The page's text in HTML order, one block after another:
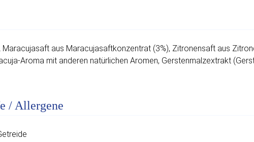
Maracujasaft aus Maracujasaftkonzentrat (3%), Zitronensaft aus
Aroma mit anderen natürlichen Aromen, Gerstenmalzextrakt
/ Allergene